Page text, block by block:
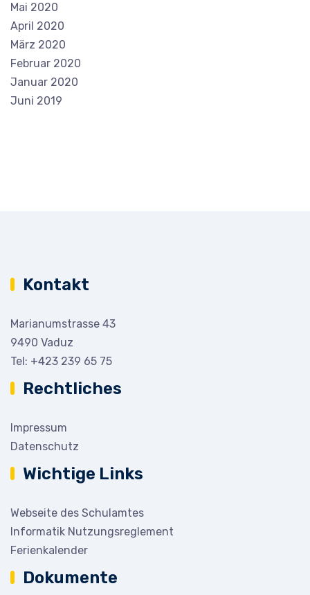
Mai 2020
April 2020
März 2020
Februar 2020
Januar 2020
Juni 2019
Kontakt
Marianumstrasse 43
9490 Vaduz
Tel: +423 239 65 75
Rechtliches
Impressum
Datenschutz
Wichtige Links
Webseite des Schulamtes
Informatik Nutzungsreglement
Ferienkalender
Dokumente